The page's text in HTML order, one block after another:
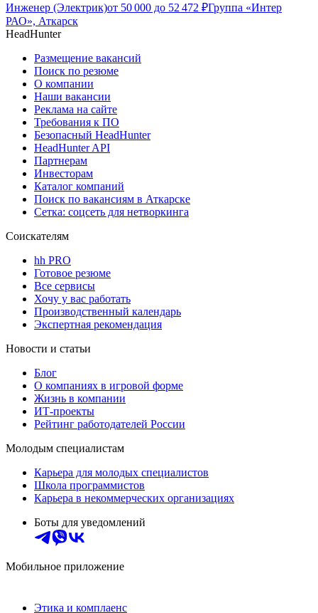
Инженер (Электрик)от 50 000 до 52 472 ₽Группа «Интер
РАО», Аткарск
HeadHunter
Размещение вакансий
Поиск по резюме
О компании
Наши вакансии
Реклама на сайте
Требования к ПО
Безопасный HeadHunter
HeadHunter API
Партнерам
Инвесторам
Каталог компаний
Поиск по вакансиям в Аткарске
Сетка: соцсеть для нетворкинга
Соискателям
hh PRO
Готовое резюме
Все сервисы
Хочу у вас работать
Производственный календарь
Экспертная рекомендация
Новости и статьи
Блог
О компаниях в игровой форме
Жизнь в компании
ИТ-проекты
Рейтинг работодателей России
Молодым специалистам
Карьера для молодых специалистов
Школа программистов
Карьера в некоммерческих организациях
Боты для уведомлений
Мобильное приложение
Этика и комплаенс